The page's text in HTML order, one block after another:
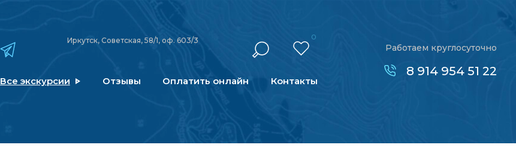
Иркутск, Советская, 58/1, оф. 603/3 0
Все экскурсии Отзывы Оплатить онлайн Контакты
Работаем круглосуточно
8 914 954 51 22